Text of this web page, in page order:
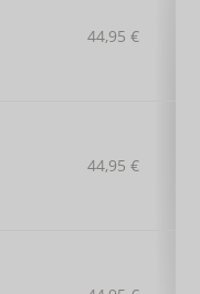
44,95 €
44,95 €